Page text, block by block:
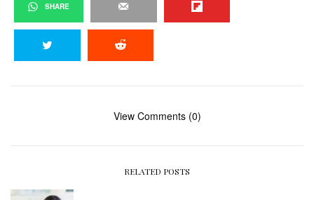
SHARE
View Comments (0)
RELATED POSTS